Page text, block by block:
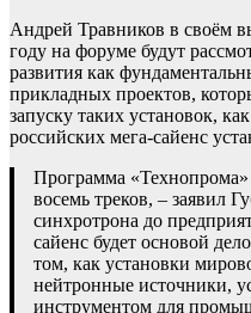
Андрей Травников в своём
году на форуме будут
развития как
прикладных проектов,
запуску таких установок,
российских мега-сайенс
Программа «Технопрома»
восемь треков, – заявил
синхротрона до
сайенс будет основой
том, как установки
нейтронные источники,
инструментом для